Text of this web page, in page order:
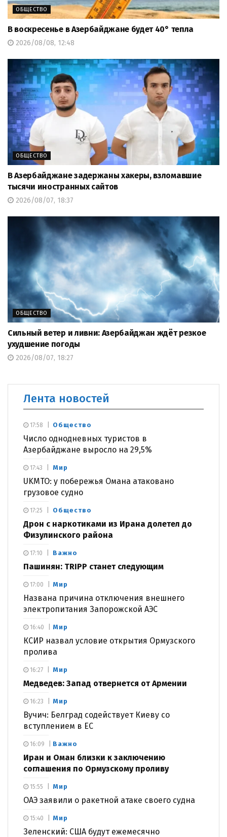
ОБЩЕСТВО
В воскресенье в Азербайджане будет 40° тепла
2026/08/08, 12:48
ОБЩЕСТВО
В Азербайджане задержаны хакеры, взломавшие
тысячи иностранных сайтов
2026/08/07, 18:37
ОБЩЕСТВО
Сильный ветер и ливни: Азербайджан ждёт резкое
ухудшение погоды
2026/08/07, 18:27
Лента новостей
Общество
Число однодневных туристов в
Азербайджане выросло на 29,5%
17:58
Мир
UKMTO: у побережья Омана атаковано
грузовое судно
17:43
Общество
Дрон с наркотиками из Ирана долетел до
Физулинского района
17:25
Важно
Пашинян: TRIPP станет следующим
17:10
Мир
Названа причина отключения внешнего
электропитания Запорожской АЭС
17:00
Мир
КСИР назвал условие открытия Ормузского
пролива
16:40
Мир
Медведев: Запад отвернется от Армении
16:27
Мир
Вучич: Белград содействует Киеву со
вступлением в ЕС
16:23
Важно
Иран и Оман близки к заключению
соглашения по Ормузскому проливу
16:09
Мир
ОАЭ заявили о ракетной атаке своего судна
15:55
Мир
Зеленский: США будут ежемесячно
15:40